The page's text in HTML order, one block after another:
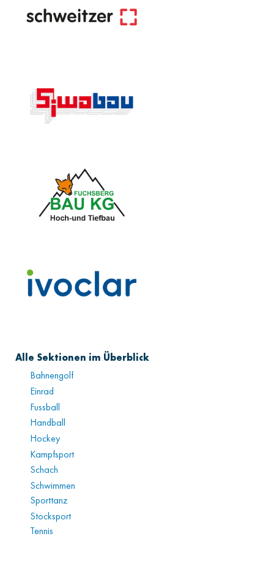
Alle Sektionen im Überblick
Bahnengolf
Einrad
Fussball
Handball
Hockey
Kampfsport
Schach
Schwimmen
Sporttanz
Stocksport
Tennis